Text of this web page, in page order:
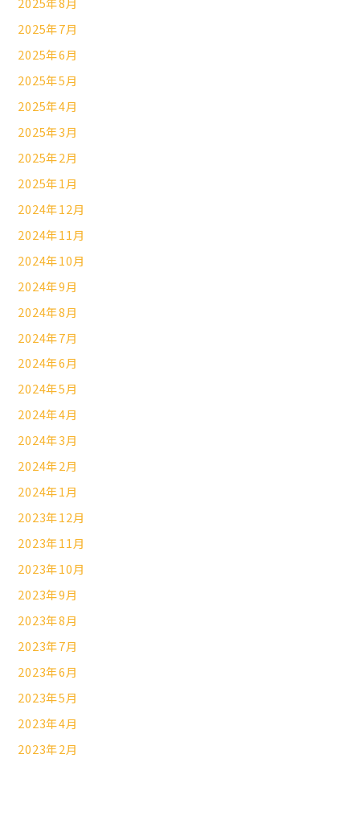
2025年7月
2025年6月
2025年5月
2025年4月
2025年3月
2025年2月
2025年1月
2024年12月
2024年11月
2024年10月
2024年9月
2024年8月
2024年7月
2024年6月
2024年5月
2024年4月
2024年3月
2024年2月
2024年1月
2023年12月
2023年11月
2023年10月
2023年9月
2023年8月
2023年7月
2023年6月
2023年5月
2023年4月
2023年2月